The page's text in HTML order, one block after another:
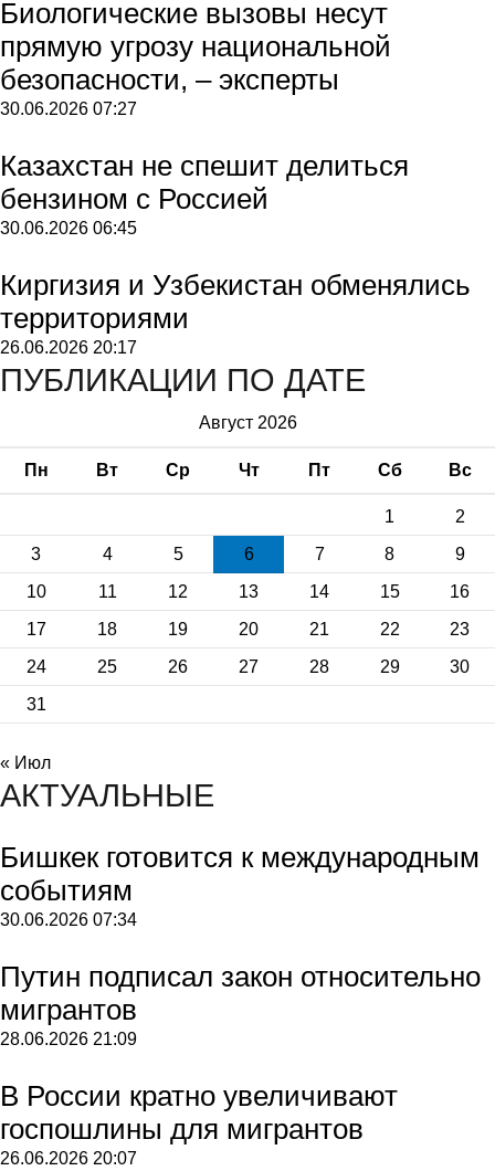
Биологические вызовы несут
прямую угрозу национальной
безопасности, – эксперты
30.06.2026 07:27
Казахстан не спешит делиться
бензином с Россией
30.06.2026 06:45
Киргизия и Узбекистан обменялись
территориями
26.06.2026 20:17
ПУБЛИКАЦИИ ПО ДАТЕ
Август 2026
Пн Вт Ср Чт Пт Сб Вс
1
2
3
4 5 6 7 8
9
10
11 12 13 14 15
16
17
18 19 20 21 22
23
24
25 26 27 28 29
30
31
« Июл
АКТУАЛЬНЫЕ
Бишкек готовится к международным
событиям
30.06.2026 07:34
Путин подписал закон относительно
мигрантов
28.06.2026 21:09
В России кратно увеличивают
госпошлины для мигрантов
26.06.2026 20:07